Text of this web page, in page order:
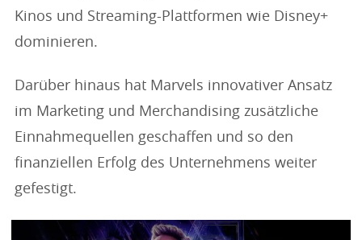
Kinos und Streaming-Plattformen wie Disney+
dominieren.
Darüber hinaus hat Marvels innovativer Ansatz
im Marketing und Merchandising zusätzliche
Einnahmequellen geschaffen und so den
finanziellen Erfolg des Unternehmens weiter
gefestigt.